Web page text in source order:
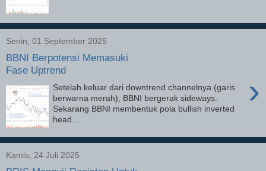
Senin, 01 September 2025
BBNI Berpotensi Memasuki
Fase Uptrend
›
Setelah keluar dari downtrend channelnya (garis
berwarna merah), BBNI bergerak sideways.
Sekarang BBNI membentuk pola bullish inverted
head ...
Kamis, 24 Juli 2025